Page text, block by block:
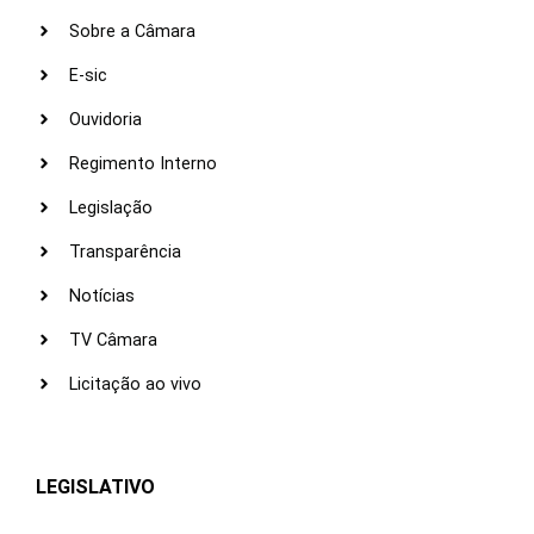
Sobre a Câmara
E-sic
Ouvidoria
Regimento Interno
Legislação
Transparência
Notícias
TV Câmara
Licitação ao vivo
LEGISLATIVO